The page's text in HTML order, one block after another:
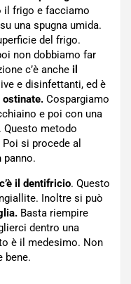
il frigo e facciamo
una spugna umida.
del frigo.
non dobbiamo far
c’è anche il
e disinfettanti, ed è
Cospargiamo
e poi con una
Questo metodo
si procede al
panno.
il dentifricio. Questo
Inoltre si può
Basta riempire
dentro una
è il medesimo. Non
bene.